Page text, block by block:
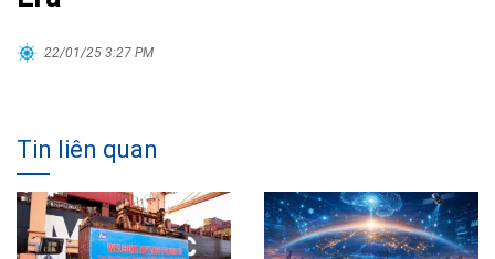
22/01/25 3:27 PM
Tin liên quan